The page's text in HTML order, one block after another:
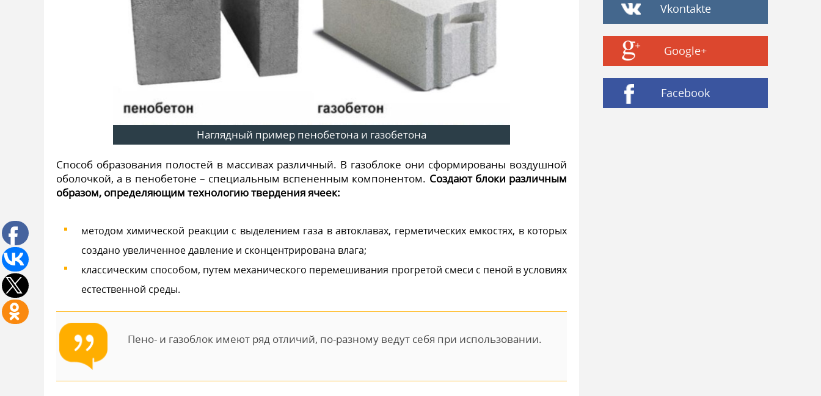
Наглядный пример пенобетона и газобетона
Способ образования полостей в массивах различный. В газоблоке они сформированы воздушной
оболочкой, а в пенобетоне – специальным вспененным компонентом. Создают блоки различным
образом, определяющим технологию твердения ячеек:
методом химической реакции с выделением газа в автоклавах, герметических емкостях, в которых
создано увеличенное давление и сконцентрирована влага;
классическим способом, путем механического перемешивания прогретой смеси с пеной в условиях
естественной среды.
Пено- и газоблок имеют ряд отличий, по-разному ведут себя при использовании.
Vkontakte
Google+
Facebook